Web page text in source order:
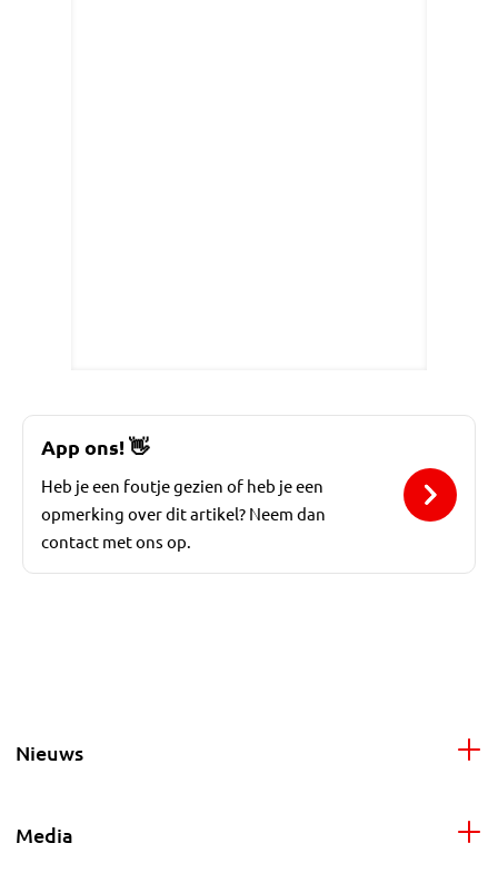
App ons!👋
Heb je een foutje gezien of heb je een
opmerking over dit artikel? Neem dan
contact met ons op.
Nieuws
Media